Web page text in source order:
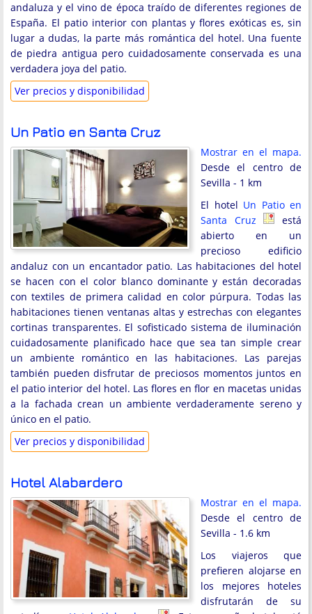
andaluza y el vino de época traído de diferentes regiones de
España. El patio interior con plantas y flores exóticas es, sin
lugar a dudas, la parte más romántica del hotel. Una fuente
de piedra antigua pero cuidadosamente conservada es una
verdadera joya del patio.
Ver precios y disponibilidad
Un Patio en Santa Cruz
Mostrar en el mapa.
Desde el centro de
Sevilla - 1 km
El hotel Un Patio en
Santa Cruz
está
abierto en un
precioso edificio
andaluz con un encantador patio. Las habitaciones del hotel
se hacen con el color blanco dominante y están decoradas
con textiles de primera calidad en color púrpura. Todas las
habitaciones tienen ventanas altas y estrechas con elegantes
cortinas transparentes. El sofisticado sistema de iluminación
cuidadosamente planificado hace que sea tan simple crear
un ambiente romántico en las habitaciones. Las parejas
también pueden disfrutar de preciosos momentos juntos en
el patio interior del hotel. Las flores en flor en macetas unidas
a la fachada crean un ambiente verdaderamente sereno y
único en el patio.
Ver precios y disponibilidad
Hotel Alabardero
Mostrar en el mapa.
Desde el centro de
Sevilla - 1.6 km
Los viajeros que
prefieren alojarse en
los mejores hoteles
disfrutarán de su